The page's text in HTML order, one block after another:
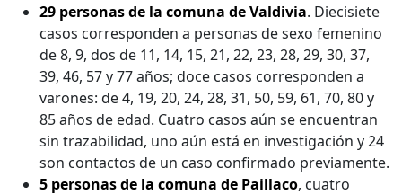
29 personas de la comuna de Valdivia. Diecisiete
casos corresponden a personas de sexo femenino
de 8, 9, dos de 11, 14, 15, 21, 22, 23, 28, 29, 30, 37,
39, 46, 57 y 77 años; doce casos corresponden a
varones: de 4, 19, 20, 24, 28, 31, 50, 59, 61, 70, 80 y
85 años de edad. Cuatro casos aún se encuentran
sin trazabilidad, uno aún está en investigación y 24
son contactos de un caso confirmado previamente.
5 personas de la comuna de Paillaco, cuatro